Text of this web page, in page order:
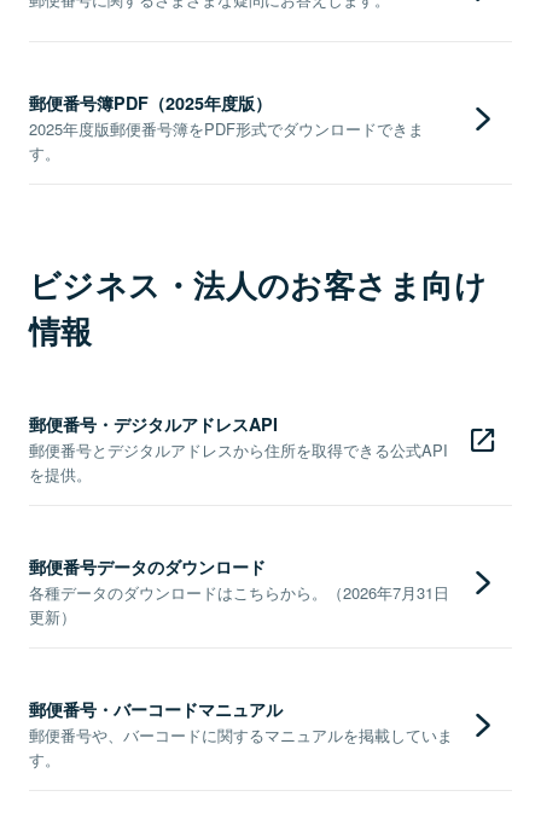
郵便番号簿PDF（2025年度版）
2025年度版郵便番号簿をPDF形式でダウンロードできま
す。
ビジネス・法人のお客さま向け
情報
郵便番号・デジタルアドレスAPI
郵便番号とデジタルアドレスから住所を取得できる公式API
を提供。
郵便番号データのダウンロード
各種データのダウンロードはこちらから。（2026年7月31日
更新）
郵便番号・バーコードマニュアル
郵便番号や、バーコードに関するマニュアルを掲載していま
す。